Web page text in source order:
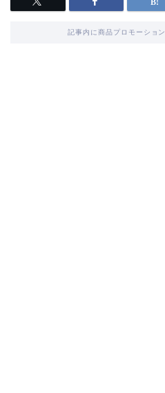
記事内に商品プロモーショ